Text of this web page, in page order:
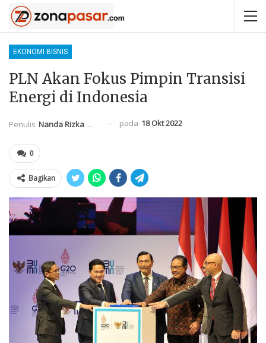
EKONOMI BISNIS
PLN Akan Fokus Pimpin Transisi
Energi di Indonesia
Penulis Nanda Rizka Mahendra pada 18 Okt 2022
0
Bagikan